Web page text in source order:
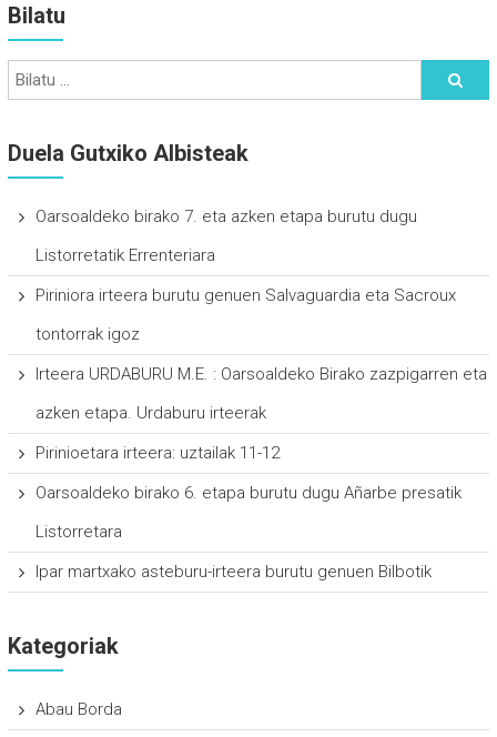
Bilatu
Duela Gutxiko Albisteak
Oarsoaldeko birako 7. eta azken etapa burutu dugu
Listorretatik Errenteriara
Piriniora irteera burutu genuen Salvaguardia eta Sacroux
tontorrak igoz
Irteera URDABURU M.E. : Oarsoaldeko Birako zazpigarren eta
azken etapa. Urdaburu irteerak
Pirinioetara irteera: uztailak 11-12
Oarsoaldeko birako 6. etapa burutu dugu Añarbe presatik
Listorretara
Ipar martxako asteburu-irteera burutu genuen Bilbotik
Kategoriak
Abau Borda